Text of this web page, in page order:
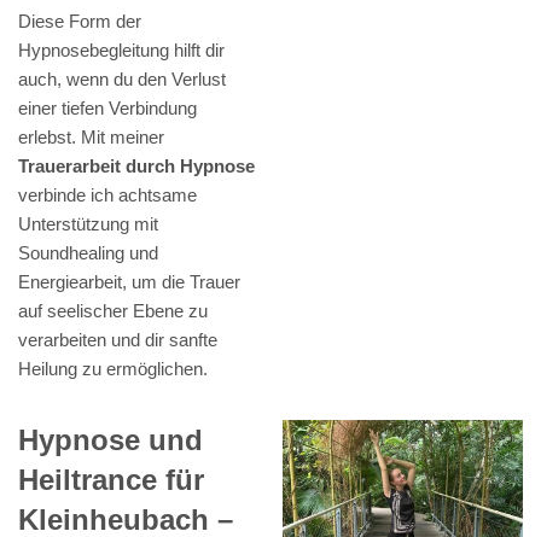
Diese Form der
Hypnosebegleitung hilft dir
auch, wenn du den Verlust
einer tiefen Verbindung
erlebst. Mit meiner
Trauerarbeit durch Hypnose
verbinde ich achtsame
Unterstützung mit
Soundhealing und
Energiearbeit, um die Trauer
auf seelischer Ebene zu
verarbeiten und dir sanfte
Heilung zu ermöglichen.
Hypnose und
Heiltrance für
Kleinheubach –